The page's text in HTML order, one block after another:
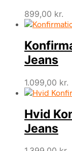
899,00 kr.
Jeans
1.099,00 kr.
Hvid
Jeans